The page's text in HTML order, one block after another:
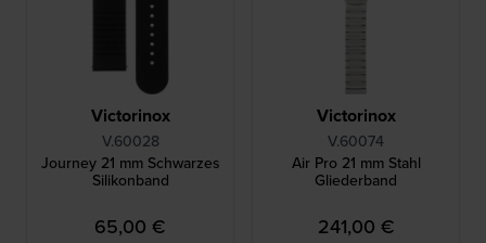
Victorinox
V.60028
Journey 21 mm Schwarzes
Silikonband
65,00 €
Victorinox
V.60074
Air Pro 21 mm Stahl
Gliederband
241,00 €